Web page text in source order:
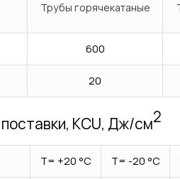
Испытания/
Трубы горячекатаные
600
20
KCU, Дж/см2
Т= +20 °С Т= -20 °С